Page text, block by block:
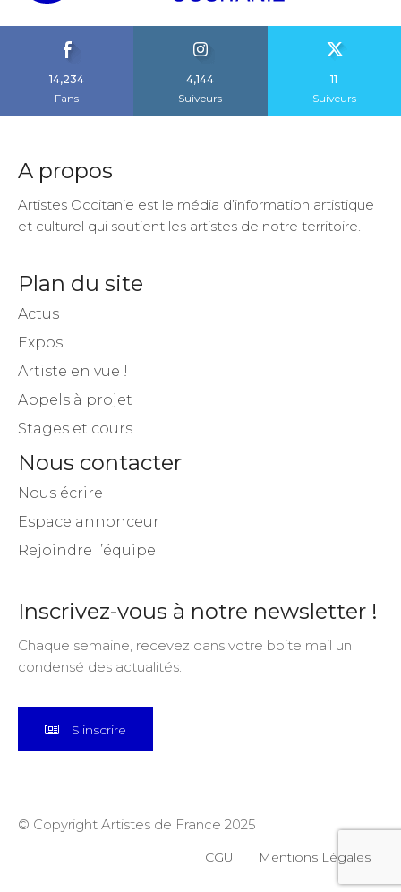
14,234
Fans
4,144
Suiveurs
11
Suiveurs
A propos
Artistes Occitanie est le média d’information artistique
et culturel qui soutient les artistes de notre territoire.
Plan du site
Actus
Expos
Artiste en vue !
Appels à projet
Stages et cours
Nous contacter
Nous écrire
Espace annonceur
Rejoindre l’équipe
Inscrivez-vous à notre newsletter !
Chaque semaine, recevez dans votre boite mail un
condensé des actualités.
S'inscrire
© Copyright Artistes de France 2025
CGU Mentions Légales